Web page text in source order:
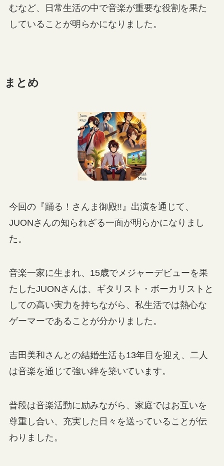
むなど、日常生活の中で音楽が重要な役割を果た
していることが明らかになりました。
まとめ
今回の『踊る！さんま御殿!!』出演を通じて、
JUONさんの知られざる一面が明らかになりまし
た。
音楽一家に生まれ、15歳でメジャーデビューを果
たしたJUONさんは、ギタリスト・ボーカリストと
しての高い実力を持ちながら、私生活では熱心な
ゲーマーであることが分かりました。
吉田美和さんとの結婚生活も13年目を迎え、二人
は音楽を通じて強い絆を築いています。
普段は音楽活動に励みながら、家庭ではお互いを
尊重し合い、充実した日々を送っていることが伝
わりました。